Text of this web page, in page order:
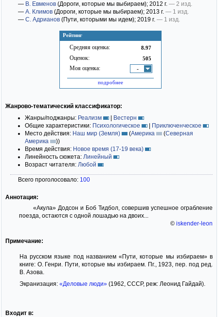
Рейтинг
Средняя оценка: 8.97
Оценок: 505
Моя оценка: -
подробнее
— В. Евменов (Дороги, которые мы выбираем); 2012 г. — 2 изд.
— А. Климов (Дороги, которые мы выбираем); 2013 г. — 1 изд.
— С. Адрианов (Пути, которыми мы идем); 2019 г. — 1 изд.
Жанрово-тематический классификатор:
Жанры/поджанры: Реализм | Вестерн
Общие характеристики: Психологическое | Приключенческое
Место действия: Наш мир (Земля) (Америка (Северная
Америка
))
Время действия: Новое время (17-19 века)
Линейность сюжета: Линейный
Возраст читателя: Любой
Всего проголосовало: 100
Аннотация:
«Акула» Додсон и Боб Тидбол, совершив успешное ограбление
поезда, остаются с одной лошадью на двоих...
© iskender-leon
Примечание:
На русском языке под названием «Пути, которые мы избираем» в
книге: О. Генри. Пути, которые мы избираем. Пг., 1923, пер. под ред.
В. Азова.
Экранизация: «Деловые люди»(1962, СССР, реж: Леонид Гайдай).
Входит в: